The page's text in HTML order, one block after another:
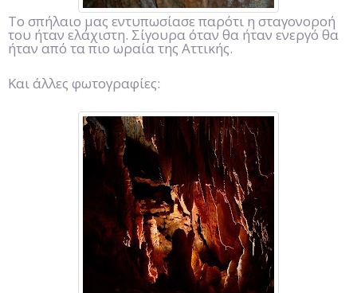
Το σπήλαιο μας εντυπωσίασε παρότι η σταγονοροή
του ήταν ελάχιστη. Σίγουρα όταν θα ήταν ενεργό θα
ήταν από τα πιο ωραία της Αττικής.
Και άλλες φωτογραφίες: